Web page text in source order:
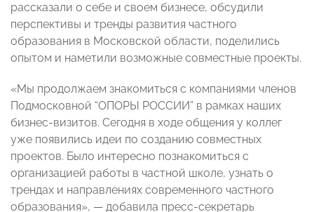
рассказали о себе и своем бизнесе, обсудили
перспективы и тренды развития частного
образования в Московской области, поделились
опытом и наметили возможные совместные проекты.
«Мы продолжаем знакомиться с компаниями членов
Подмосковной “ОПОРЫ РОССИИ” в рамках наших
бизнес-визитов. Сегодня в ходе общения у коллег
уже появились идеи по созданию совместных
проектов. Было интересно познакомиться с
организацией работы в частной школе, узнать о
трендах и направлениях современного частного
образования», — добавила пресс-секретарь